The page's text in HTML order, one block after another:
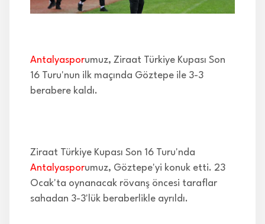
Antalyasporumuz, Ziraat Türkiye Kupası Son
16 Turu'nun ilk maçında Göztepe ile 3-3
berabere kaldı.
Ziraat Türkiye Kupası Son 16 Turu'nda
Antalyasporumuz, Göztepe'yi konuk etti. 23
Ocak'ta oynanacak rövanş öncesi taraflar
sahadan 3-3'lük beraberlikle ayrıldı.